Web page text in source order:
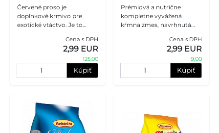
Červené proso je
doplnkové krmivo pre
exotické vtáctvo. Je to
vyšším obsahom vlákniny.
Môžete ho podávať buď
Cena s DPH
2,99 EUR
125,00
Kúpiť
Prémiová a nutrične
kompletne vyvážená
kŕmna zmes, navrhnutá
potreby kanárikov,
poskytuje pestrý základ
Cena s DPH
2,99 EUR
9,00
Kúpiť